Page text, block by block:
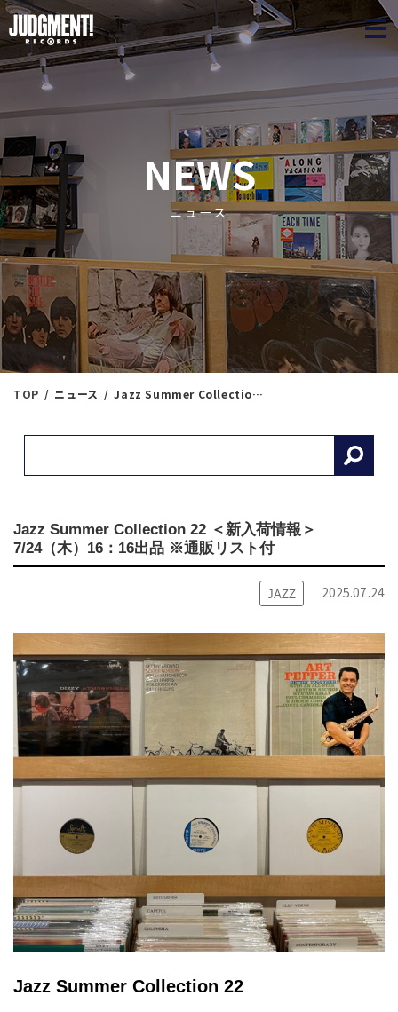
NEWS
ニュース
TOP ニュース Jazz Summer Collection 22 ＜新入荷情報＞ 7/24（木）16：16出品 ※通販リスト付
Jazz Summer Collection 22 ＜新入荷情報＞
7/24（木）16：16出品 ※通販リスト付
JAZZ 2025.07.24
Jazz Summer Collection 22